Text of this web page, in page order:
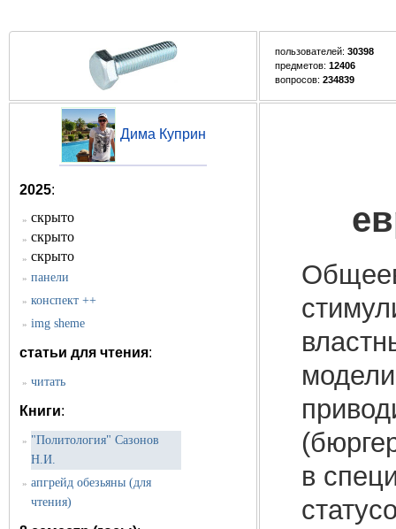
пользователей: 30398
предметов: 12406
вопросов: 234839
Дима Куприн
2025:
» скрыто
» скрыто
» скрыто
» панели
» конспект ++
» img sheme
статьи для чтения:
» читать
Книги:
» "Политология" Сазонов
Н.И.
» апгрейд обезьяны (для
чтения)
в